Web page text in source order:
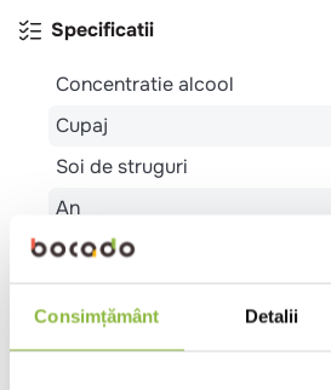
Consimțământ Detalii
Specificatii
Concentratie alcool
Cupaj
Soi de struguri
An
Tip produs
Regiune